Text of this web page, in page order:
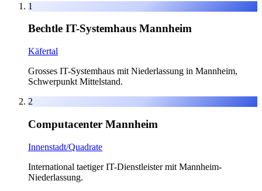
1
Bechtle IT-Systemhaus Mannheim
Käfertal
Grosses IT-Systemhaus mit Niederlassung in Mannheim,
Schwerpunkt Mittelstand.
2
Computacenter Mannheim
Innenstadt/Quadrate
International taetiger IT-Dienstleister mit Mannheim-
Niederlassung.